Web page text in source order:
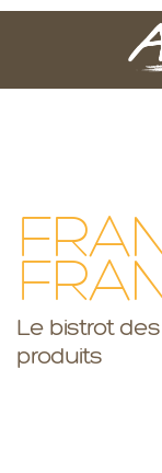
Le bistrot
produits